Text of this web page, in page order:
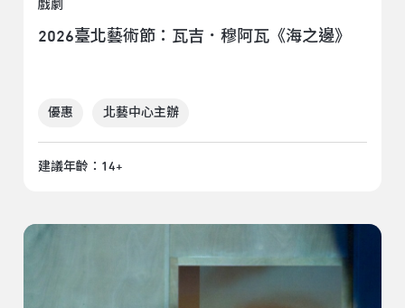
戲劇
2026臺北藝術節：瓦吉．穆阿瓦《海之邊》
優惠 北藝中心主辦
建議年齡：14+